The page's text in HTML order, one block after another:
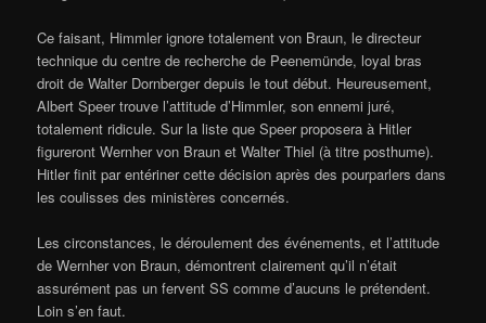
Ce faisant, Himmler ignore totalement von Braun, le directeur
technique du centre de recherche de Peenemünde, loyal bras
droit de Walter Dornberger depuis le tout début. Heureusement,
Albert Speer trouve l’attitude d’Himmler, son ennemi juré,
totalement ridicule. Sur la liste que Speer proposera à Hitler
figureront Wernher von Braun et Walter Thiel (à titre posthume).
Hitler finit par entériner cette décision après des pourparlers dans
les coulisses des ministères concernés.
Les circonstances, le déroulement des événements, et l’attitude
de Wernher von Braun, démontrent clairement qu’il n’était
assurément pas un fervent SS comme d’aucuns le prétendent.
Loin s’en faut.